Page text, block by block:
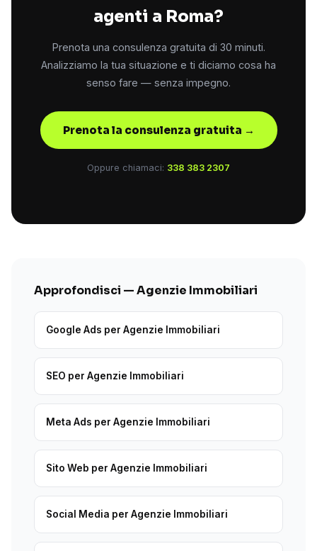
agenti a Roma?
Prenota una consulenza gratuita di 30 minuti.
Analizziamo la tua situazione e ti diciamo cosa ha
senso fare — senza impegno.
Prenota la consulenza gratuita →
Oppure chiamaci: 338 383 2307
Approfondisci — Agenzie Immobiliari
Google Ads per Agenzie Immobiliari
SEO per Agenzie Immobiliari
Meta Ads per Agenzie Immobiliari
Sito Web per Agenzie Immobiliari
Social Media per Agenzie Immobiliari